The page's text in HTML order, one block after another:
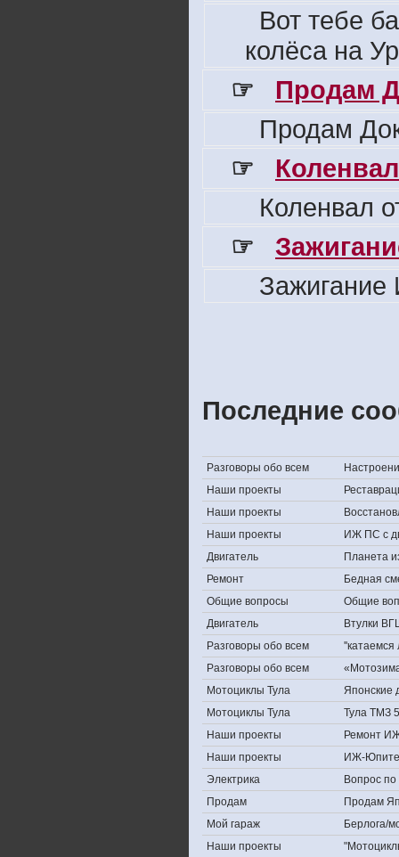
Вот тебе
колёса на
☞
Продам
Продам
☞
Коленвал
☞
Последние
Разговоры обо всем
Наши проекты
Наши проекты
Наши проекты
ИЖ ПС с
Двигатель
Планета
Ремонт
Бедная
Общие вопросы
Общие
Двигатель
Втулки
Разговоры обо всем
Разговоры обо всем
Мотоциклы Тула
Японские
Мотоциклы Тула
Тула ТМЗ
Наши проекты
Ремонт
Наши проекты
ИЖ-
Электрика
Вопрос по
Продам
Продам
Мой гараж
Берлога/
Наши проекты